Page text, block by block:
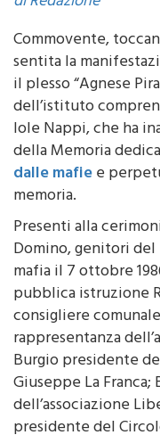
Commovente,
sentita la
il plesso “Agnese
dell’istituto
Iole Nappi, che ha
della Memoria
dalle mafiee
memoria.
Presenti alla
Domino, genitori
mafia il 7 ottobre
pubblica istruzione
consigliere
rappresentanza
Burgio presidente
Giuseppe La
dell’associazione
presidente del
Monreale, con